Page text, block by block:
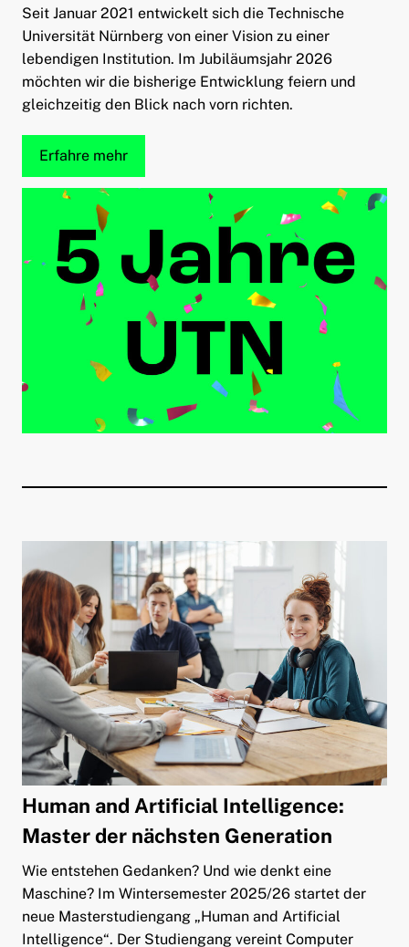
Menü aufklappen
Seit Januar 2021 entwickelt sich die Technische
Universität Nürnberg von einer Vision zu einer
lebendigen Institution. Im Jubiläumsjahr 2026
möchten wir die bisherige Entwicklung feiern und
gleichzeitig den Blick nach vorn richten.
Erfahre mehr
Human and Artificial Intelligence:
Master der nächsten Generation
Wie entstehen Gedanken? Und wie denkt eine
Maschine? Im Wintersemester 2025/26 startet der
neue Masterstudiengang „Human and Artificial
Intelligence“. Der Studiengang vereint Computer